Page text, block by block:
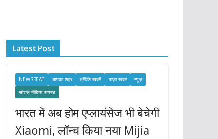
e
Latest Post
NEWSBEAT आपका शहर ट्रेंडिंग खबरें ताज़ा ख़बर
न्यूज़
सोशल मीडिया वायरल
भारत में अब होम एप्लायंसेज भी बेचेगी
Xiaomi, लॉन्च किया नया Mijia